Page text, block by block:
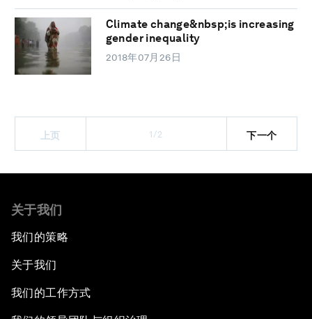
Climate change&nbsp;is increasing
gender inequality
2018年07月26日
上页 1/2 下一个
关于我们
我们的策略
关于我们
我们的工作方式